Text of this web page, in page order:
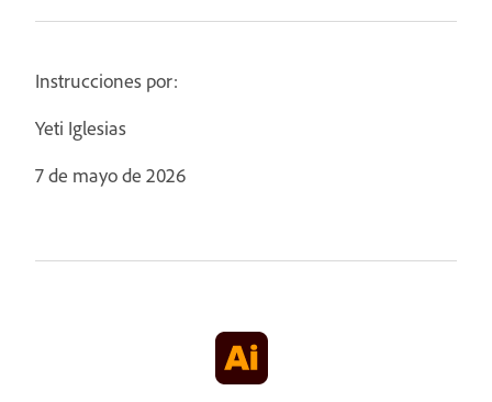
Instrucciones por:
Yeti Iglesias
7 de mayo de 2026